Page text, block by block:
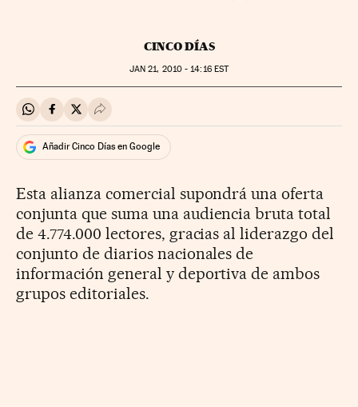
CINCO DÍAS
JAN 21, 2010 - 14:16EST
Compartir en Whatsapp
Compartir en Facebook
Compartir en Twitter
Desplegar Redes Sociales
Añadir Cinco Días en Google
Esta alianza comercial supondrá una oferta
conjunta que suma una audiencia bruta total
de 4.774.000 lectores, gracias al liderazgo del
conjunto de diarios nacionales de
información general y deportiva de ambos
grupos editoriales.